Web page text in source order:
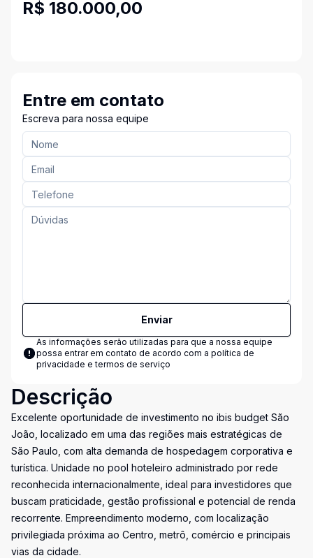
R$ 180.000,00
Entre em contato
Escreva para nossa equipe
Enviar
As informações serão utilizadas para que a nossa equipe
possa entrar em contato de acordo com a política de
privacidade e termos de serviço
Descrição
Excelente oportunidade de investimento no ibis budget São
João, localizado em uma das regiões mais estratégicas de
São Paulo, com alta demanda de hospedagem corporativa e
turística. Unidade no pool hoteleiro administrado por rede
reconhecida internacionalmente, ideal para investidores que
buscam praticidade, gestão profissional e potencial de renda
recorrente. Empreendimento moderno, com localização
privilegiada próxima ao Centro, metrô, comércio e principais
vias da cidade.